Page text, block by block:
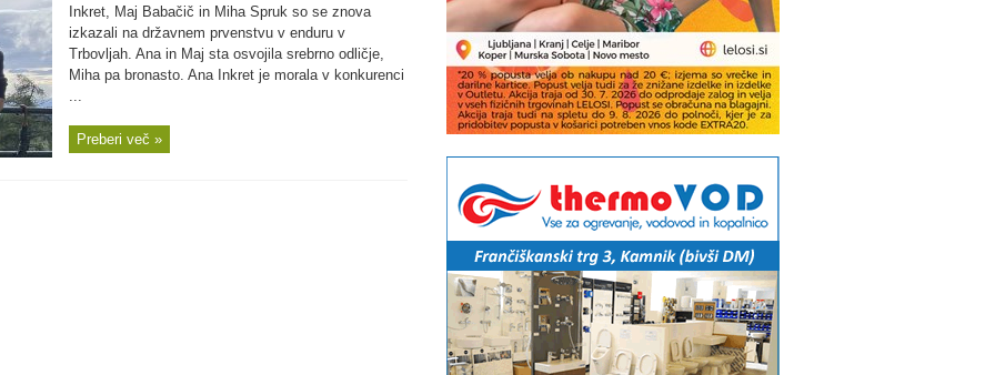
Inkret, Maj Babačič in Miha Spruk so se znova
izkazali na državnem prvenstvu v enduru v
Trbovljah. Ana in Maj sta osvojila srebrno odličje,
Miha pa bronasto. Ana Inkret je morala v konkurenci
...
Preberi več »